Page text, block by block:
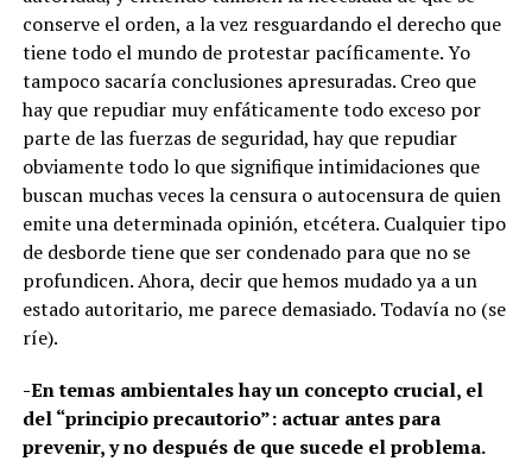
conserve el orden, a la vez resguardando el derecho que
tiene todo el mundo de protestar pacíficamente. Yo
tampoco sacaría conclusiones apresuradas. Creo que
hay que repudiar muy enfáticamente todo exceso por
parte de las fuerzas de seguridad, hay que repudiar
obviamente todo lo que signifique intimidaciones que
buscan muchas veces la censura o autocensura de quien
emite una determinada opinión, etcétera. Cualquier tipo
de desborde tiene que ser condenado para que no se
profundicen. Ahora, decir que hemos mudado ya a un
estado autoritario, me parece demasiado. Todavía no (se
ríe).
-En temas ambientales hay un concepto crucial, el
del “principio precautorio”: actuar antes para
prevenir, y no después de que sucede el problema.